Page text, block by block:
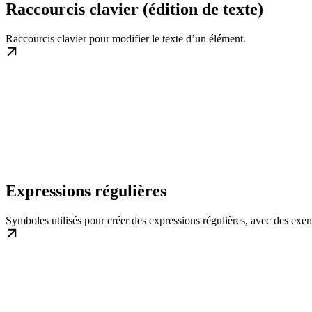
Raccourcis clavier (édition de texte)
Raccourcis clavier pour modifier le texte d’un élément.
Expressions régulières
Symboles utilisés pour créer des expressions régulières, avec des